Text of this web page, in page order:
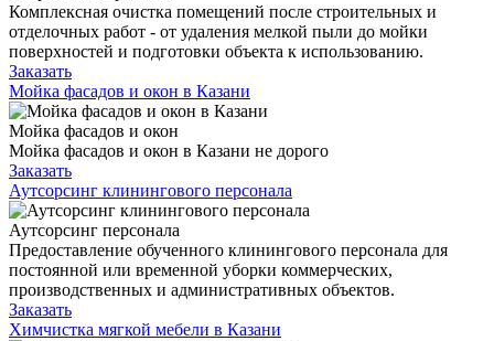
Комплексная очистка помещений после строительных и
отделочных работ - от удаления мелкой пыли до мойки
поверхностей и подготовки объекта к использованию.
Заказать
Мойка фасадов и окон в Казани
Мойка фасадов и окон
Мойка фасадов и окон в Казани не дорого
Заказать
Аутсорсинг клинингового персонала
Аутсорсинг персонала
Предоставление обученного клинингового персонала для
постоянной или временной уборки коммерческих,
производственных и административных объектов.
Заказать
Химчистка мягкой мебели в Казани